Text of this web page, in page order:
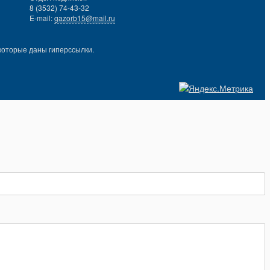
8 (3532) 74-43-32
E-mail:gazorb15@mail.ru
даны гиперссылки.